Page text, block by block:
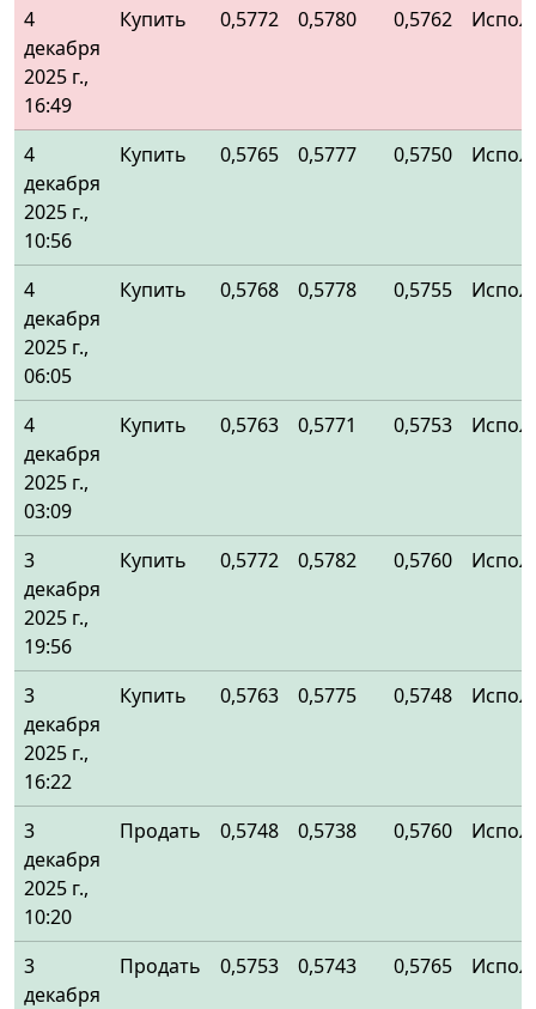
4
декабря
2025 г.,
16:49
Купить 0,5772 0,5780 0,5762
4
декабря
2025 г.,
10:56
Купить 0,5765 0,5777 0,5750
4
декабря
2025 г.,
06:05
Купить 0,5768 0,5778 0,5755
4
декабря
2025 г.,
03:09
Купить 0,5763 0,5771 0,5753
3
декабря
2025 г.,
19:56
Купить 0,5772 0,5782 0,5760
3
декабря
2025 г.,
16:22
Купить 0,5763 0,5775 0,5748
3
декабря
2025 г.,
10:20
Продать 0,5748 0,5738 0,5760
3
декабря
Продать 0,5753 0,5743 0,5765